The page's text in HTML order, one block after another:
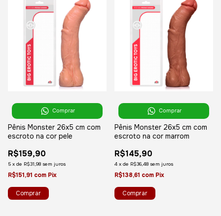
Comprar
Pênis Monster 26x5 cm com
escroto na cor pele
R$159,90
5 x de R$31,98 sem juros
R$151,91 com Pix
Comprar
Pênis Monster 26x5 cm com
escroto na cor marrom
R$145,90
4 x de R$36,48 sem juros
R$138,61 com Pix